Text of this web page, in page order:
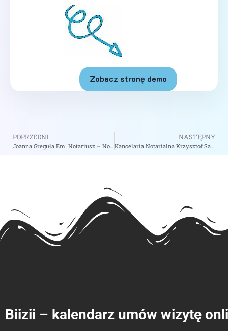
Zobacz stronę demo
POPRZEDNI NASTĘPNY
Kancelaria Notarialna Krzysztof Sawinski Paweł Cywiński Notariusze Spółka Cywilna – Notariusz Szczecin
Biizii – kalendarz umów wizytę